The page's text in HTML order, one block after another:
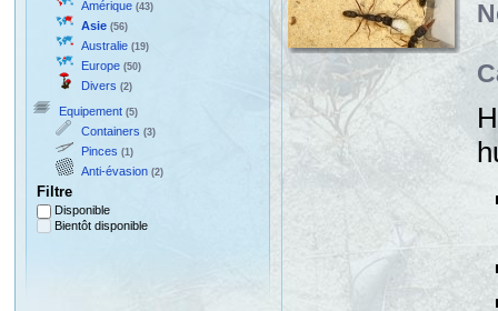
Amérique (43)
Asie (56)
Australie (19)
Europe (50)
Divers (2)
Equipement (5)
Containers (3)
Pinces (1)
Anti-évasion (2)
Filtre
Disponible
Bientôt disponible